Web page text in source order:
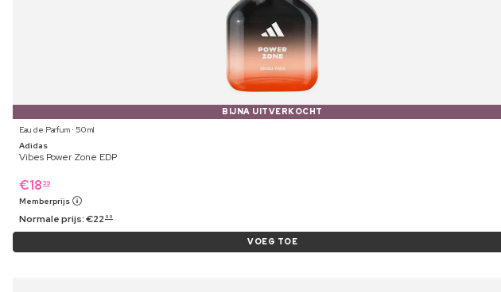
BIJNA UITVERKOCHT
Eau de Parfum ⋅ 50 ml
Adidas
Vibes Power Zone EDP
€18 39
Memberprijs
Normale prijs:€22 99
VOEG TOE